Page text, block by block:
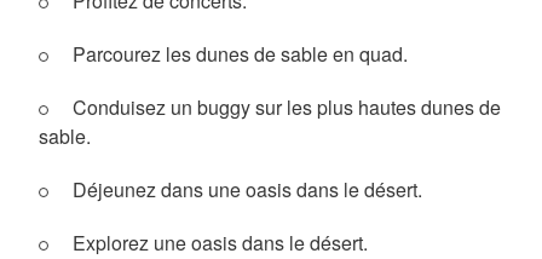
Parcourez les dunes de sable en quad.
Conduisez un buggy sur les plus hautes dunes de
sable.
Déjeunez dans une oasis dans le désert.
Explorez une oasis dans le désert.